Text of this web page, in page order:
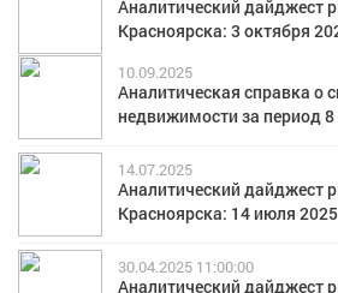
Аналитический дайджест
Красноярска: 3 октября
10.09.2025
Аналитическая справка о
недвижимости за период
14.07.2025
Аналитический дайджест
Красноярска: 14 июля 2025
30.04.2025 11:00:00
Аналитический дайджест